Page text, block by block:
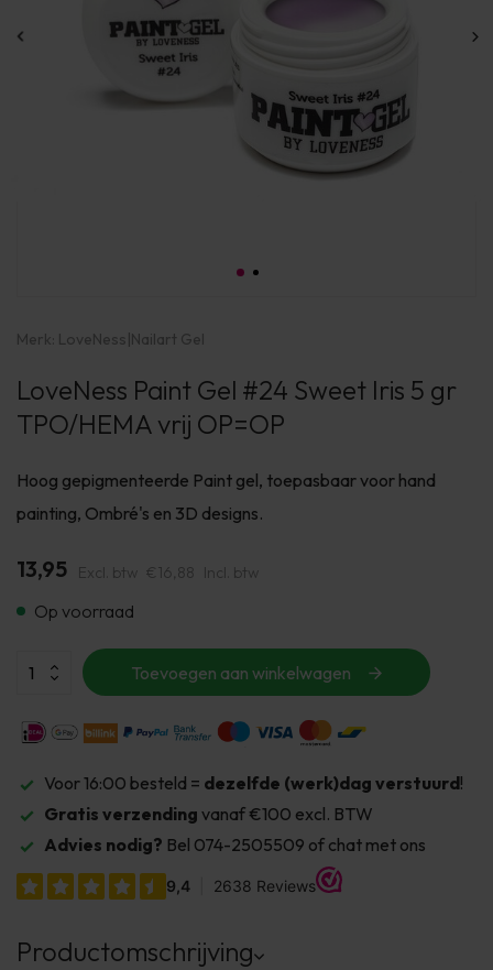
Merk: LoveNess|Nailart Gel
LoveNess Paint Gel #24 Sweet Iris 5 gr
TPO/HEMA vrij OP=OP
Hoog gepigmenteerde Paint gel, toepasbaar voor hand
painting, Ombré's en 3D designs.
13,95 Excl. btw €16,88 Incl. btw
Op voorraad
Toevoegen aan winkelwagen
Voor 16:00 besteld = dezelfde (werk)dag verstuurd!
Gratis verzending vanaf €100 excl. BTW
Advies nodig? Bel 074-2505509 of chat met ons
Productomschrijving